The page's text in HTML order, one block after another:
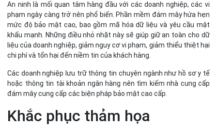
An ninh là mối quan tâm hàng đầu với các doanh nghiệp, các vi
phạm ngày càng trở nên phổ biến. Phần mềm đám mây hứa hẹn
mức độ bảo mật cao, bao gồm mã hóa dữ liệu và yêu cầu mật
khẩu mạnh. Những điều nhỏ nhặt này sẽ giúp giữ an toàn cho dữ
liệu của doanh nghiệp, giảm nguy cơ vi phạm, giảm thiểu thiệt hại
chi phí và tổn hại đến niềm tin của khách hàng.
Các doanh nghiệp lưu trữ thông tin chuyên ngành như hồ sơ y tế
hoặc thông tin tài khoản ngân hàng nên tìm kiếm nhà cung cấp
đám mây cung cấp các biện pháp bảo mật cao cấp.
Khắc phục thảm họa